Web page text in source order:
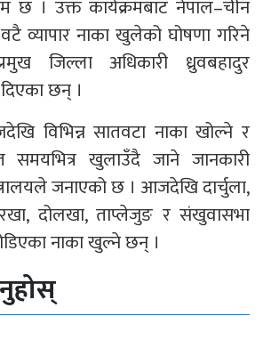
छ । उक्त कार्यक्रमबाट नेपाल–चीन
व्यापार नाका खुलेको घोषणा गरिने
जिल्ला अधिकारी ध्रुवबहादुर
छन् ।
विभिन्न सातवटा नाका खोल्ने र
समयभित्र खुलाउँदै जाने जानकारी
जनाएको छ । आजदेखि दार्चुला,
दोलखा, ताप्लेजुङ र संखुवासभा
नाका खुल्ने छन् ।